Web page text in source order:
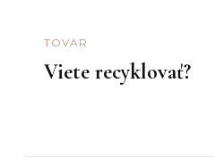
TOVAR
Viete recyklovať?